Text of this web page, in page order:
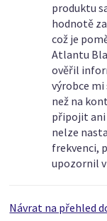
produktu
hodnotě
což je
Atlantu
ověřil
výrobce
než na
připojit ani
nelze
frekvenci,
upozornil
Návrat na přehled